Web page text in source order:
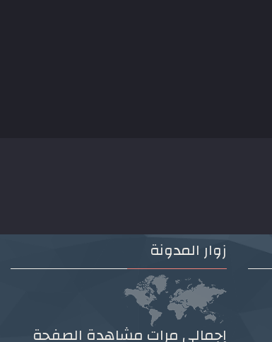
زوار المدونة
إجمالي مرات مشاهدة الصفحة